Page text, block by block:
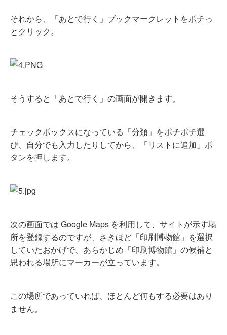
それから、「あとで行く」ブックマークレットをポチっ
とクリック。
そうすると「あとで行く」の画面が開きます。
チェックボックスになっている「分類」をポチポチ選
び、自分でも入力したりしてから、「リストに追加」ボ
タンを押します。
次の画面では Google Maps を利用して、サイトが示す場
所を登録するのですが、さきほど「印刷博物館」を選択
していたおかげで、あらかじめ「印刷博物館」の候補と
思われる場所にマーカーが立っています。
この場所であっていれば、ほとんど何もする必要はあり
ません。